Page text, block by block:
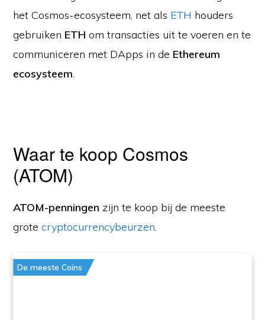
het Cosmos-ecosysteem, net als ETH houders
gebruiken ETH om transacties uit te voeren en te
communiceren met DApps in de Ethereum
ecosysteem.
Waar te koop Cosmos
(ATOM)
ATOM-penningen zijn te koop bij de meeste
grotecryptocurrencybeurzen.
De meeste Coins